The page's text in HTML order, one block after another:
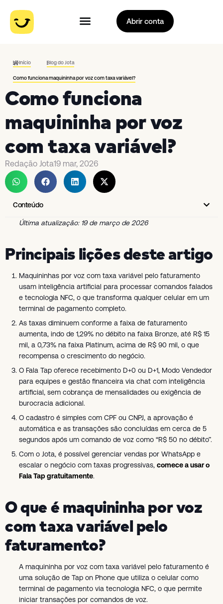
Abrir conta
Início Blog do Jota
Como funciona maquininha por voz com taxa variável?
Como funciona
maquininha por voz
com taxa variável?
Redação Jota19 mar, 2026
Conteúdo
Última atualização: 19 de março de 2026
Principais lições deste artigo
Maquininhas por voz com taxa variável pelo faturamento
usam inteligência artificial para processar comandos falados
e tecnologia NFC, o que transforma qualquer celular em um
terminal de pagamento completo.
As taxas diminuem conforme a faixa de faturamento
aumenta, indo de 1,29% no débito na faixa Bronze, até R$ 15
mil, a 0,73% na faixa Platinum, acima de R$ 90 mil, o que
recompensa o crescimento do negócio.
O Fala Tap oferece recebimento D+0 ou D+1, Modo Vendedor
para equipes e gestão financeira via chat com inteligência
artificial, sem cobrança de mensalidades ou exigência de
burocracia adicional.
O cadastro é simples com CPF ou CNPJ, a aprovação é
automática e as transações são concluídas em cerca de 5
segundos após um comando de voz como “R$ 50 no débito”.
Com o Jota, é possível gerenciar vendas por WhatsApp e
escalar o negócio com taxas progressivas, comece a usar o
Fala Tap gratuitamente.
O que é maquininha por voz
com taxa variável pelo
faturamento?
A maquininha por voz com taxa variável pelo faturamento é
uma solução de Tap on Phone que utiliza o celular como
terminal de pagamento via tecnologia NFC, o que permite
iniciar transações por comandos de voz.